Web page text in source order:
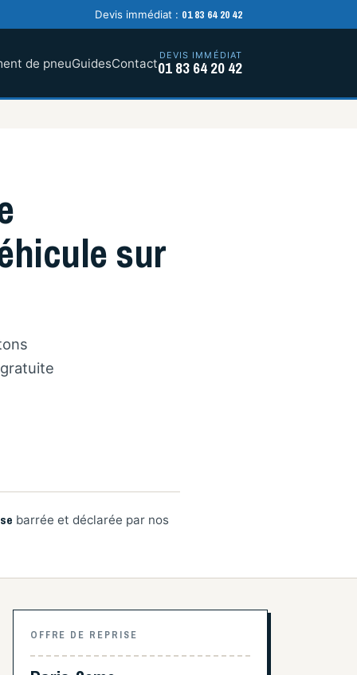
Devis immédiat : 01 83 64 20 42
de pneuGuidesContact
DEVIS IMMÉDIAT
01 83 64 20 42
sur
barrée et déclarée par nos
OFFRE DE REPRISE